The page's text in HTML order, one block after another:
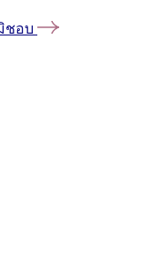
ชอบ